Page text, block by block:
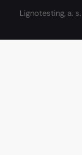
Lignotesting, a.